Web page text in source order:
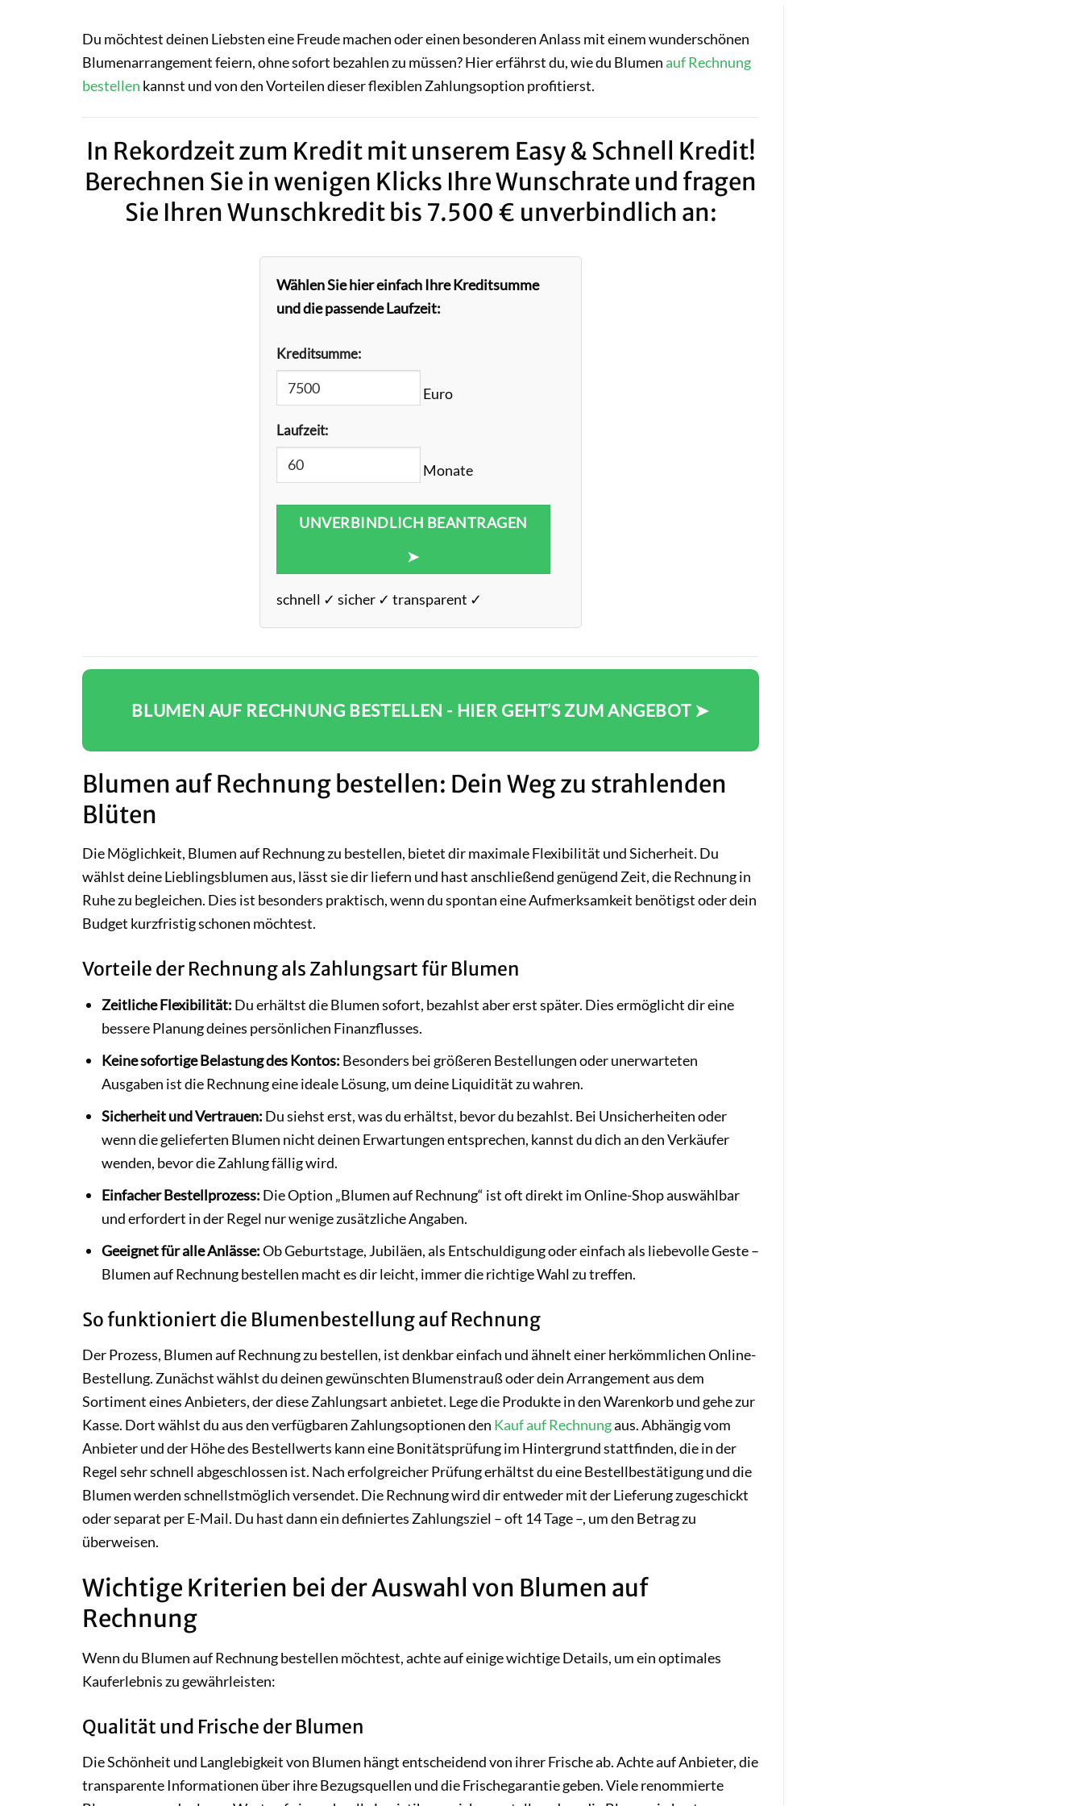
Du möchtest deinen Liebsten eine Freude machen oder einen besonderen Anlass mit einem wunderschönen
Blumenarrangement feiern, ohne sofort bezahlen zu müssen? Hier erfährst du, wie du Blumenauf Rechnung
bestellen kannst und von den Vorteilen dieser flexiblen Zahlungsoption profitierst.
In Rekordzeit zum Kredit mit unserem Easy & Schnell Kredit!
Berechnen Sie in wenigen Klicks Ihre Wunschrate und fragen
Sie Ihren Wunschkredit bis 7.500 € unverbindlich an:
Wählen Sie hier einfach Ihre Kreditsumme
und die passende Laufzeit:
Kreditsumme:
Euro
Laufzeit:
Monate
UNVERBINDLICH BEANTRAGEN
➤
schnell ✓ sicher ✓ transparent ✓
BLUMEN AUF RECHNUNG BESTELLEN - HIER GEHT’S ZUM ANGEBOT ➤
Blumen auf Rechnung bestellen: Dein Weg zu strahlenden
Blüten
Die Möglichkeit, Blumen auf Rechnung zu bestellen, bietet dir maximale Flexibilität und Sicherheit. Du
wählst deine Lieblingsblumen aus, lässt sie dir liefern und hast anschließend genügend Zeit, die Rechnung in
Ruhe zu begleichen. Dies ist besonders praktisch, wenn du spontan eine Aufmerksamkeit benötigst oder dein
Budget kurzfristig schonen möchtest.
Vorteile der Rechnung als Zahlungsart für Blumen
Zeitliche Flexibilität: Du erhältst die Blumen sofort, bezahlst aber erst später. Dies ermöglicht dir eine
bessere Planung deines persönlichen Finanzflusses.
Keine sofortige Belastung des Kontos: Besonders bei größeren Bestellungen oder unerwarteten
Ausgaben ist die Rechnung eine ideale Lösung, um deine Liquidität zu wahren.
Sicherheit und Vertrauen: Du siehst erst, was du erhältst, bevor du bezahlst. Bei Unsicherheiten oder
wenn die gelieferten Blumen nicht deinen Erwartungen entsprechen, kannst du dich an den Verkäufer
wenden, bevor die Zahlung fällig wird.
Einfacher Bestellprozess: Die Option „Blumen auf Rechnung“ ist oft direkt im Online-Shop auswählbar
und erfordert in der Regel nur wenige zusätzliche Angaben.
Geeignet für alle Anlässe:Ob Geburtstage, Jubiläen, als Entschuldigung oder einfach als liebevolle Geste –
Blumen auf Rechnung bestellen macht es dir leicht, immer die richtige Wahl zu treffen.
So funktioniert die Blumenbestellung auf Rechnung
Der Prozess, Blumen auf Rechnung zu bestellen, ist denkbar einfach und ähnelt einer herkömmlichen Online-
Bestellung. Zunächst wählst du deinen gewünschten Blumenstrauß oder dein Arrangement aus dem
Sortiment eines Anbieters, der diese Zahlungsart anbietet. Lege die Produkte in den Warenkorb und gehe zur
Kasse. Dort wählst du aus den verfügbaren Zahlungsoptionen den Kauf auf Rechnungaus. Abhängig vom
Anbieter und der Höhe des Bestellwerts kann eine Bonitätsprüfung im Hintergrund stattfinden, die in der
Regel sehr schnell abgeschlossen ist. Nach erfolgreicher Prüfung erhältst du eine Bestellbestätigung und die
Blumen werden schnellstmöglich versendet. Die Rechnung wird dir entweder mit der Lieferung zugeschickt
oder separat per E-Mail. Du hast dann ein definiertes Zahlungsziel – oft 14 Tage –, um den Betrag zu
überweisen.
Wichtige Kriterien bei der Auswahl von Blumen auf
Rechnung
Wenn du Blumen auf Rechnung bestellen möchtest, achte auf einige wichtige Details, um ein optimales
Kauferlebnis zu gewährleisten:
Qualität und Frische der Blumen
Die Schönheit und Langlebigkeit von Blumen hängt entscheidend von ihrer Frische ab. Achte auf Anbieter, die
transparente Informationen über ihre Bezugsquellen und die Frischegarantie geben. Viele renommierte